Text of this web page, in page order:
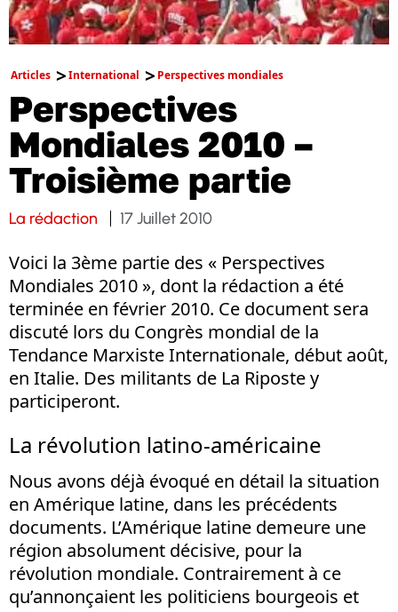
Articles International Perspectives mondiales
Perspectives
Mondiales 2010 –
Troisième partie
La rédaction 17 Juillet 2010
Voici la 3ème partie des « Perspectives
Mondiales 2010 », dont la rédaction a été
terminée en février 2010. Ce document sera
discuté lors du Congrès mondial de la
Tendance Marxiste Internationale, début août,
en Italie. Des militants de La Riposte y
participeront.
La révolution latino-américaine
Nous avons déjà évoqué en détail la situation
en Amérique latine, dans les précédents
documents. L’Amérique latine demeure une
région absolument décisive, pour la
révolution mondiale. Contrairement à ce
qu’annonçaient les politiciens bourgeois et